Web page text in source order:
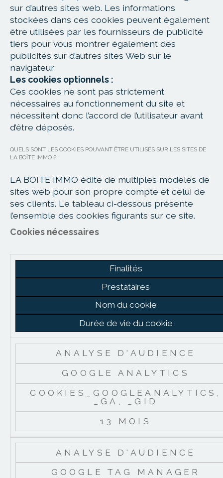
sur d’autres sites web. Les informations
stockées dans ces cookies peuvent également
être utilisées par les fournisseurs de publicité
tiers pour vous montrer également des
publicités sur d’autres sites Web sur le
navigateur
Les cookies optionnels :
Ces cookies ne sont pas strictement
nécessaires au fonctionnement du site et
nécessitent donc l’accord de l’utilisateur avant
d’être déposés.
QUELS SONT LES COOKIES POUVANT ÊTRE UTILISÉS SUR LES SITES DE
LA BOÎTE IMMO ?
LA BOITE IMMO édite de multiples modèles de
sites web pour son propre compte et celui de
ses clients. Le tableau ci-dessous présente
l’ensemble des cookies figurants sur ce site.
Cookies nécessaires
Finalités
Prestataires
Nom du cookie
Durée de vie du cookie
ANALYSE D'AUDIENCE
GOOGLE ANALYTICS
COOKIES_GOOGLEANALYTICS,
_GA, _GID
13 MOIS
ANALYSE D'AUDIENCE
GOOGLE TAG MANAGER